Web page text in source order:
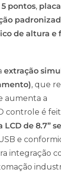
pontos,
de altura e
extração
, que
aumenta a
controle é
de 8.7”
e
integração